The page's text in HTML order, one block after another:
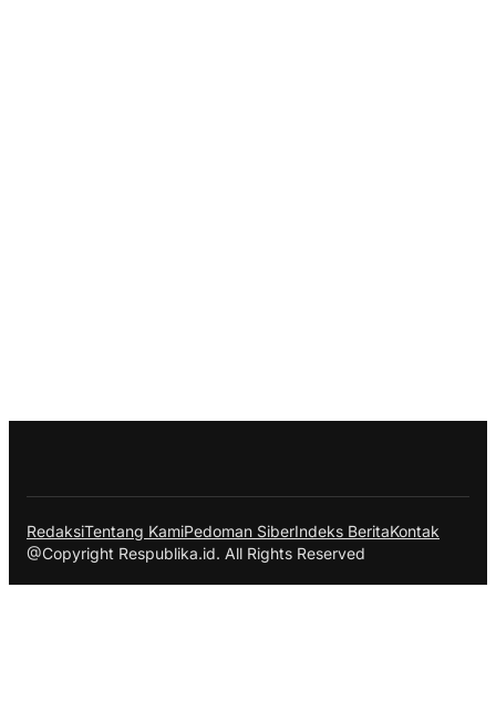
RedaksiTentang KamiPedoman SiberIndeks BeritaKontak
@Copyright Respublika.id. All Rights Reserved